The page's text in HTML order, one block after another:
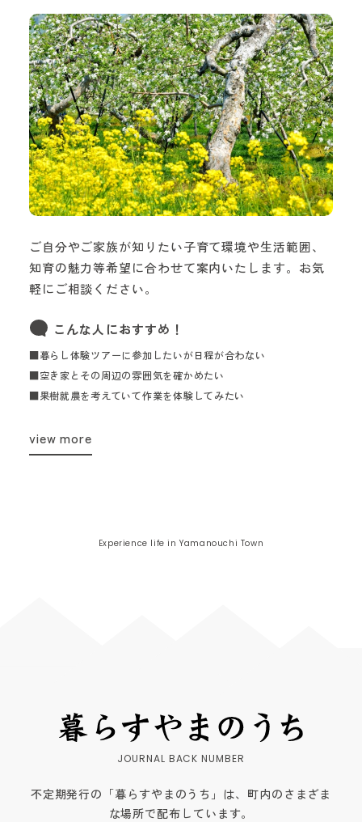
ご自分やご家族が知りたい子育て環境や生活範囲、
知育の魅力等希望に合わせて案内いたします。お気
軽にご相談ください。
こんな人におすすめ！
■暮らし体験ツアーに参加したいが日程が合わない
■空き家とその周辺の雰囲気を確かめたい
■果樹就農を考えていて作業を体験してみたい
view more
Experience life in Yamanouchi Town
不定期発行の「暮らすやまのうち」は、町内のさまざま
な場所で配布しています。